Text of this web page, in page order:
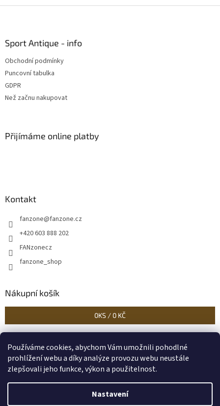
Používáme cookies, abychom Vám umožnili pohodlné
prohlížení webu a díky analýze provozu webu neustále
zlepšovali jeho funkce, výkon a použitelnost.
Nastavení
Sport Antique - info
Obchodní podmínky
Puncovní tabulka
GDPR
Než začnu nakupovat
Přijímáme online platby
Kontakt
fanzone@fanzone.cz
+420 603 888 202
FANzonecz
fanzone_shop
Nákupní košík
0KS / 0 KČ
Historické dokumenty Linoryty - nástěnky Blog Sportantique.cz
Vytvořil Shoptet